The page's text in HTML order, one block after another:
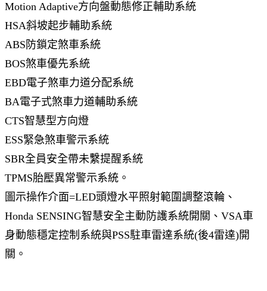
Motion Adaptive方向盤動態修正輔助系統
HSA斜坡起步輔助系統
ABS防鎖定煞車系統
BOS煞車優先系統
EBD電子煞車力道分配系統
BA電子式煞車力道輔助系統
CTS智慧型方向燈
ESS緊急煞車警示系統
SBR全員安全帶未繫提醒系統
TPMS胎壓異常警示系統。
圖示操作介面=LED頭燈水平照射範圍調整滾輪、
Honda SENSING智慧安全主動防護系統開關、VSA車
身動態穩定控制系統與PSS駐車雷達系統(後4雷達)開
關。